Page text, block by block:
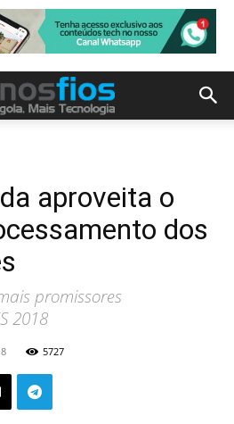
aproveita o
dos
promissores
2018
5727